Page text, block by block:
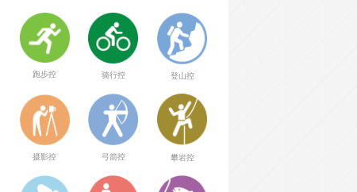
跑步控 骑行控 登山控
摄影控 弓箭控 攀岩控